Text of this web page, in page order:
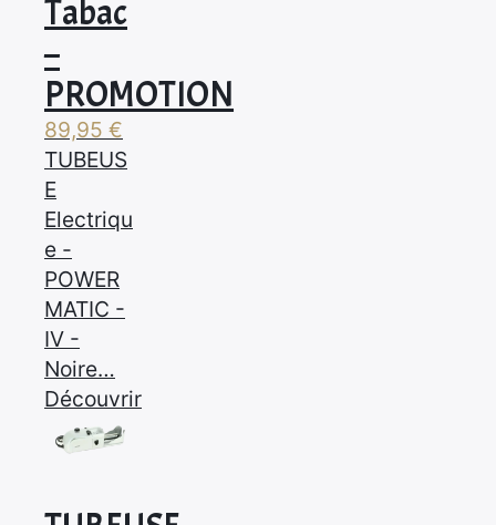
Tabac
–
PROMOTION
89,95 €
TUBEUS
E
Electriqu
e -
POWER
MATIC -
IV -
Noire…
Découvrir